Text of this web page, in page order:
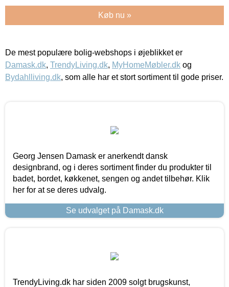
Køb nu »
De mest populære bolig-webshops i øjeblikket er
Damask.dk, TrendyLiving.dk, MyHomeMøbler.dk og
Bydahlliving.dk, som alle har et stort sortiment til gode priser.
Georg Jensen Damask er anerkendt dansk
designbrand, og i deres sortiment finder du produkter til
badet, bordet, køkkenet, sengen og andet tilbehør. Klik
her for at se deres udvalg.
Se udvalget på Damask.dk
TrendyLiving.dk har siden 2009 solgt brugskunst,